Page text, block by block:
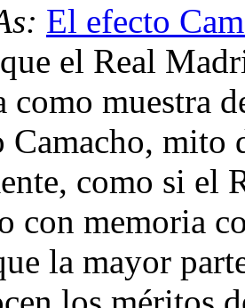
El efecto
el Real
como muestra
mito
como si el
con memoria
la mayor